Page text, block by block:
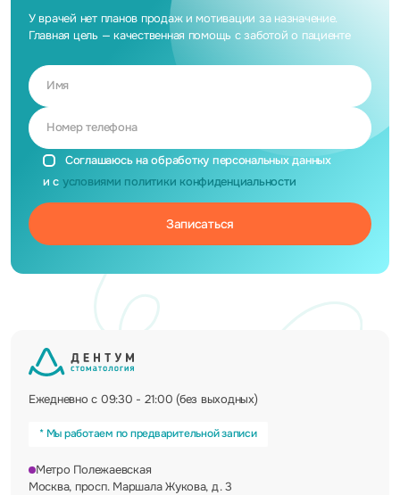
У врачей нет планов продаж и мотивации за назначение.
Главная цель — качественная помощь с заботой о пациенте
Имя
Номер телефона
Соглашаюсь на обработку персональных данных
и с условиями политики конфиденциальности
Ежедневно с 09:30 - 21:00 (без выходных)
* Мы работаем по предварительной записи
Метро Полежаевская
Москва, просп. Маршала Жукова, д. 3